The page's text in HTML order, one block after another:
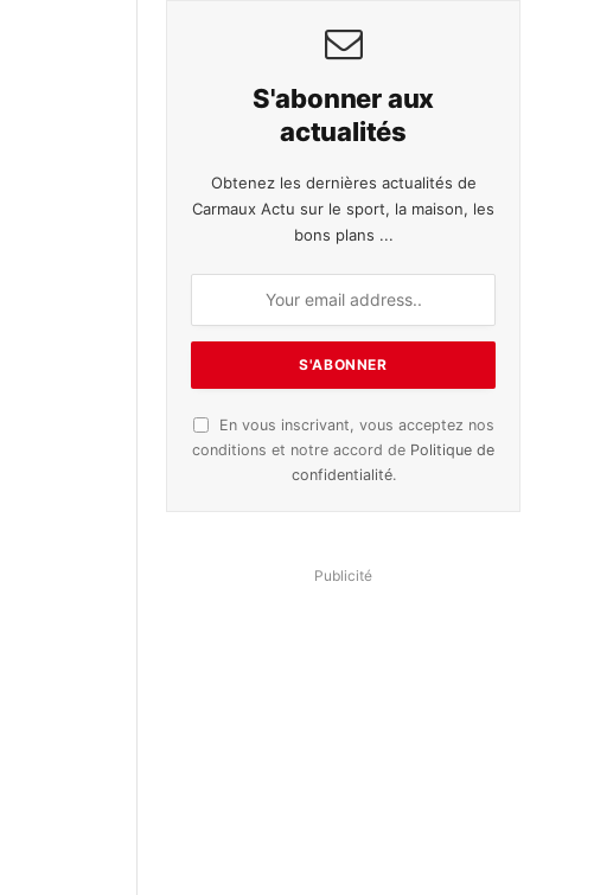
S'abonner aux
actualités
Obtenez les dernières actualités de
Carmaux Actu sur le sport, la maison, les
bons plans ...
En vous inscrivant, vous acceptez nos
conditions et notre accord de Politique de
confidentialité.
Publicité